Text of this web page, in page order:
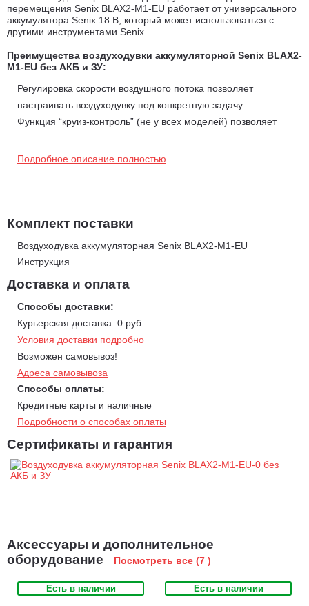
перемещения Senix BLAX2-M1-EU работает от универсального
аккумулятора Senix 18 В, который может использоваться с
другими инструментами Senix.
Преимущества воздуходувки аккумуляторной Senix BLAX2-
M1-EU без АКБ и ЗУ:
Регулировка скорости воздушного потока позволяет
настраивать воздуходувку под конкретную задачу.
Функция “круиз-контроль” (не у всех моделей) позволяет
Хорошая развесовка инструмента позволяет снизить нагрузку
Подробное описание полностью
Комплект поставки
Воздуходувка аккумуляторная Senix BLAX2-M1-EU
Инструкция
Доставка и оплата
Способы доставки:
Курьерская доставка: 0 руб.
Условия доставки подробно
Возможен самовывоз!
Адреса самовывоза
Способы оплаты:
Кредитные карты и наличные
Подробности о способах оплаты
Сертификаты и гарантия
Аксессуары и дополнительное
оборудование
Посмотреть все (7 )
Есть в наличии Есть в наличии